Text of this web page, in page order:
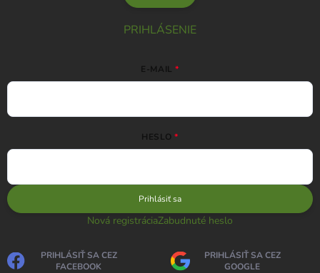
PRIHLÁSENIE
E-MAIL
HESLO
Prihlásiť sa
Nová registráciaZabudnuté heslo
PRIHLÁSIŤ SA CEZ
FACEBOOK
PRIHLÁSIŤ SA CEZ
GOOGLE